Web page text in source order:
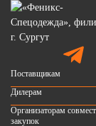
Поставщикам
Дилерам
Организаторам
закупок